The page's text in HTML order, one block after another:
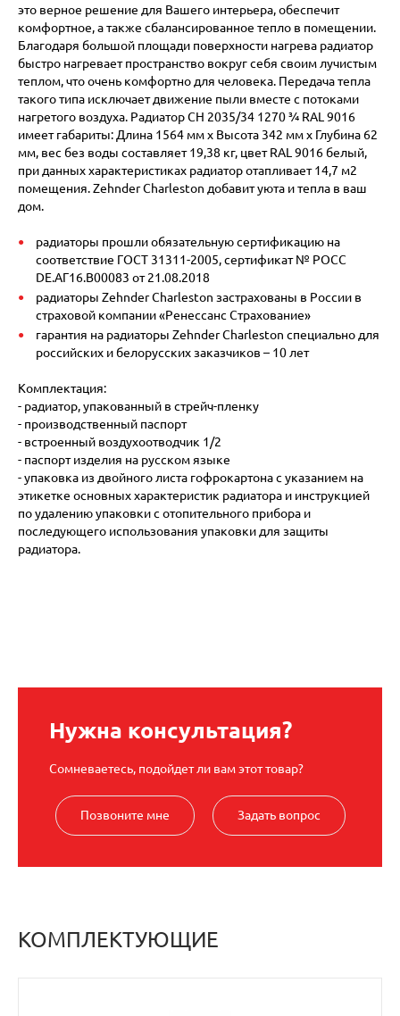
это верное решение для Вашего интерьера, обеспечит
комфортное, а также сбалансированное тепло в помещении.
Благодаря большой площади поверхности нагрева радиатор
быстро нагревает пространство вокруг себя своим лучистым
теплом, что очень комфортно для человека. Передача тепла
такого типа исключает движение пыли вместе с потоками
нагретого воздуха. Радиатор CH 2035/34 1270 ¾ RAL 9016
имеет габариты: Длина 1564 мм х Высота 342 мм х Глубина 62
мм, вес без воды составляет 19,38 кг, цвет RAL 9016 белый,
при данных характеристиках радиатор отапливает 14,7 м2
помещения. Zehnder Charleston добавит уюта и тепла в ваш
дом.
радиаторы прошли обязательную сертификацию на
соответствие ГОСТ 31311-2005, сертификат № POCC
DE.АГ16.В00083 от 21.08.2018
радиаторы Zehnder Charleston застрахованы в России в
страховой компании «Ренессанс Страхование»
гарантия на радиаторы Zehnder Charleston специально для
российских и белорусских заказчиков – 10 лет
Комплектация:
- радиатор, упакованный в стрейч-пленку
- производственный паспорт
- встроенный воздухоотводчик 1/2
- паспорт изделия на русском языке
- упаковка из двойного листа гофрокартона с указанием на
этикетке основных характеристик радиатора и инструкцией
по удалению упаковки с отопительного прибора и
последующего использования упаковки для защиты
радиатора.
Нужна консультация?
Сомневаетесь, подойдет ли вам этот товар?
Позвоните мне Задать вопрос
КОМПЛЕКТУЮЩИЕ